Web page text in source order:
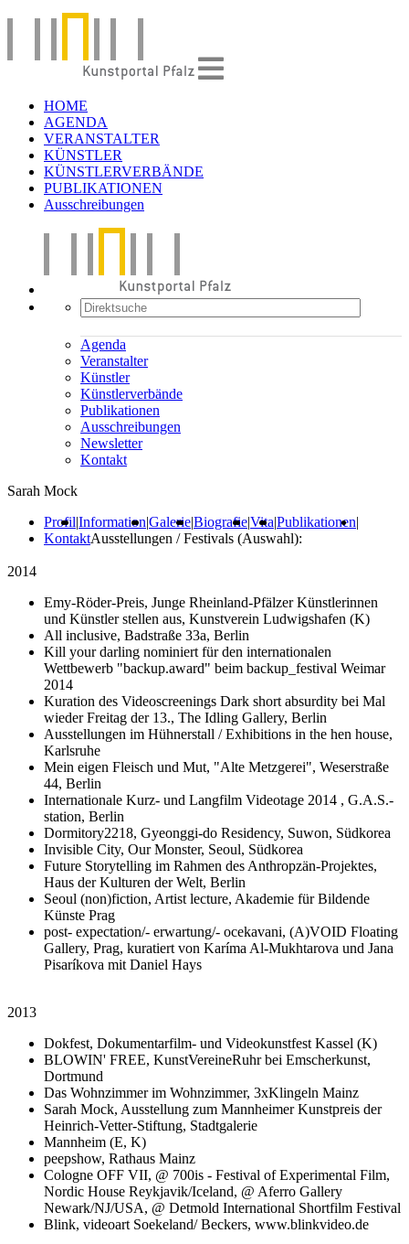
HOME
AGENDA
VERANSTALTER
KÜNSTLER
KÜNSTLERVERBÄNDE
PUBLIKATIONEN
Ausschreibungen
Agenda
Veranstalter
Künstler
Künstlerverbände
Publikationen
Ausschreibungen
Newsletter
Kontakt
Sarah Mock
Profil|Information|Galerie|Biografie|Vita|Publikationen|
KontaktAusstellungen / Festivals (Auswahl):
2014
Emy-Röder-Preis, Junge Rheinland-Pfälzer Künstlerinnen
und Künstler stellen aus, Kunstverein Ludwigshafen (K)
All inclusive, Badstraße 33a, Berlin
Kill your darling nominiert für den internationalen
Wettbewerb "backup.award" beim backup_festival Weimar
2014
Kuration des Videoscreenings Dark short absurdity bei Mal
wieder Freitag der 13., The Idling Gallery, Berlin
Ausstellungen im Hühnerstall / Exhibitions in the hen house,
Karlsruhe
Mein eigen Fleisch und Mut, "Alte Metzgerei", Weserstraße
44, Berlin
Internationale Kurz- und Langfilm Videotage 2014 , G.A.S.-
station, Berlin
Dormitory2218, Gyeonggi-do Residency, Suwon, Südkorea
Invisible City, Our Monster, Seoul, Südkorea
Future Storytelling im Rahmen des Anthropzän-Projektes,
Haus der Kulturen der Welt, Berlin
Seoul (non)fiction, Artist lecture, Akademie für Bildende
Künste Prag
post- expectation/- erwartung/- ocekavani, (A)VOID Floating
Gallery, Prag, kuratiert von Karíma Al-Mukhtarova und Jana
Pisaríkova mit Daniel Hays
2013
Dokfest, Dokumentarfilm- und Videokunstfest Kassel (K)
BLOWIN' FREE, KunstVereineRuhr bei Emscherkunst,
Dortmund
Das Wohnzimmer im Wohnzimmer, 3xKlingeln Mainz
Sarah Mock, Ausstellung zum Mannheimer Kunstpreis der
Heinrich-Vetter-Stiftung, Stadtgalerie
Mannheim (E, K)
peepshow, Rathaus Mainz
Cologne OFF VII, @ 700is - Festival of Experimental Film,
Nordic House Reykjavik/Iceland, @ Aferro Gallery
Newark/NJ/USA, @ Detmold International Shortfilm Festival
Blink, videoart Soekeland/ Beckers, www.blinkvideo.de